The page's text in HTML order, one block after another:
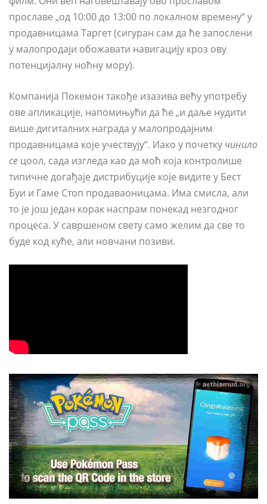
прославе „од 10:00 до 13:00 по локалном времену“ у
продавницама Таргет (сигуран сам да ће запослени
у малопродаји обожавати навигацију кроз ову
потенцијалну ноћну мору).
Компанија Покемон такође изазива већу употребу
ове апликације, напомињући да ће „и даље нудити
више дигиталних награда у малопродајним
продавницама које учествују“. Иако у почетку чинило
се цоол, сада изгледа као да моћ која контролише
типичне догађаје дистрибуције које видите у Бест
Буи и Гаме Стоп продаваоницама. Има смисла, али
то је још један корак наспрам понекад незгодног
процеса. У савршеном свету само желим да све то
буде код куће, али новчани позиви.